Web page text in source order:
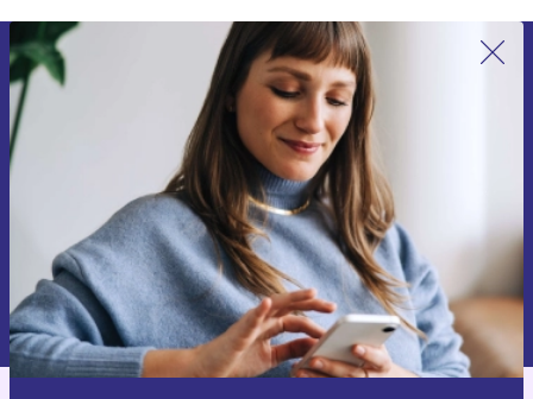
Tilmeld dig vores nyhedsbrev for
første gang og spar 115 kr!
Gå aldrig glip af et tilbud igen.
Anmod om kupon
Du kan finde information omkring vores brug af personlig data i vores
Privatlivspolitik